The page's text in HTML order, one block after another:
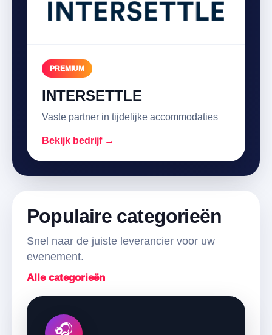
PREMIUM
INTERSETTLE
Vaste partner in tijdelijke accommodaties
Bekijk bedrijf →
Populaire categorieën
Snel naar de juiste leverancier voor uw
evenement.
Alle categorieën
🎧